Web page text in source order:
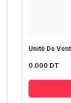
Unité De
0.000 DT